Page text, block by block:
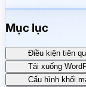
Mục lục
Điều kiện tiên
Tải xuống
Cấu hình khối